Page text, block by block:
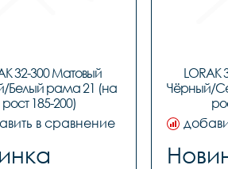
32-300 Матовый
Белый рама 21 (на
рост 185-200)
в сравнение
LORAK
Чёрный/